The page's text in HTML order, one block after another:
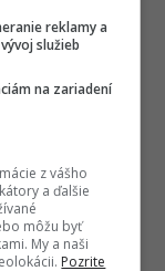
reklamy a
služieb
na zariadení
z vášho
a ďalšie
môžu byť
My a naši
Pozrite